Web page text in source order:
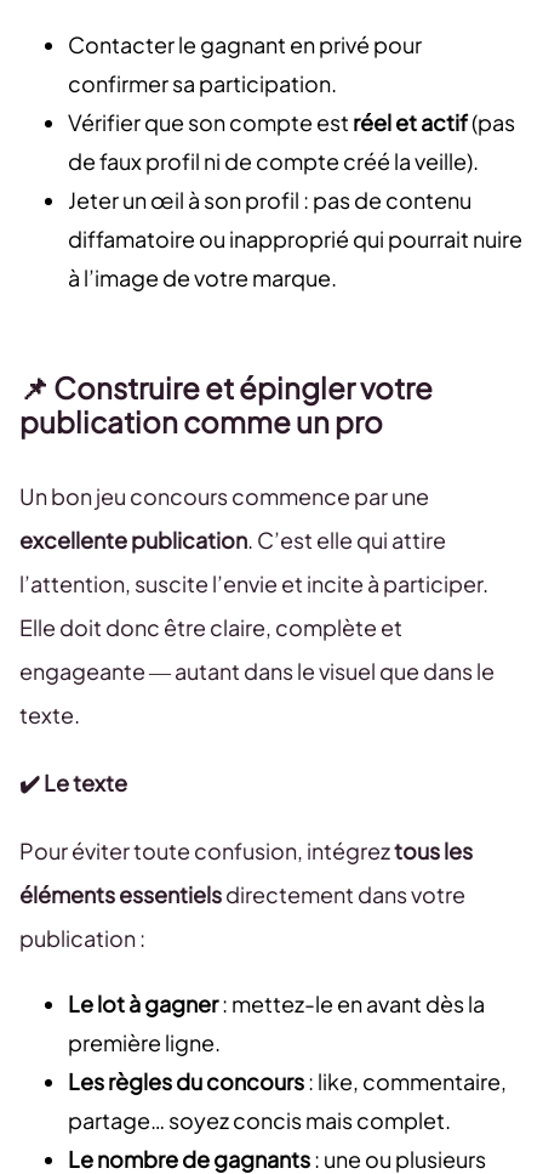
Contacter le gagnant en privé pour
confirmer sa participation.
Vérifier que son compte est réel et actif(pas
de faux profil ni de compte créé la veille).
Jeter un œil à son profil : pas de contenu
diffamatoire ou inapproprié qui pourrait nuire
à l’image de votre marque.
📌 Construire et épingler votre
publication comme un pro
Un bon jeu concours commence par une
excellente publication. C’est elle qui attire
l’attention, suscite l’envie et incite à participer.
Elle doit donc être claire, complète et
engageante — autant dans le visuel que dans le
texte.
✔️ Le texte
Pour éviter toute confusion, intégreztous les
éléments essentielsdirectement dans votre
publication :
Le lot à gagner: mettez-le en avant dès la
première ligne.
Les règles du concours: like, commentaire,
partage… soyez concis mais complet.
Le nombre de gagnants: une ou plusieurs